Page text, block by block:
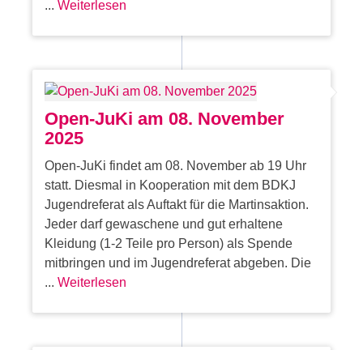
...Weiterlesen
Open-JuKi am 08. November
2025
Open-JuKi findet am 08. November ab 19 Uhr
statt. Diesmal in Kooperation mit dem BDKJ
Jugendreferat als Auftakt für die Martinsaktion.
Jeder darf gewaschene und gut erhaltene
Kleidung (1-2 Teile pro Person) als Spende
mitbringen und im Jugendreferat abgeben. Die
...Weiterlesen